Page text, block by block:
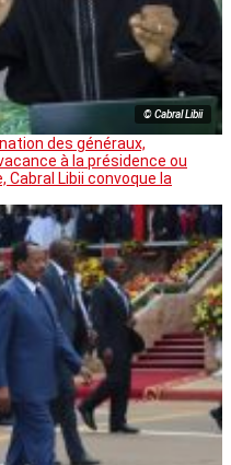
© Cabral Libii
des généraux,
à la présidence ou
Libii convoque la